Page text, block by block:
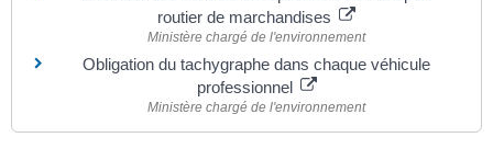
routier de marchandises
Ministère chargé de l'environnement
Obligation du tachygraphe dans chaque véhicule
professionnel
Ministère chargé de l'environnement